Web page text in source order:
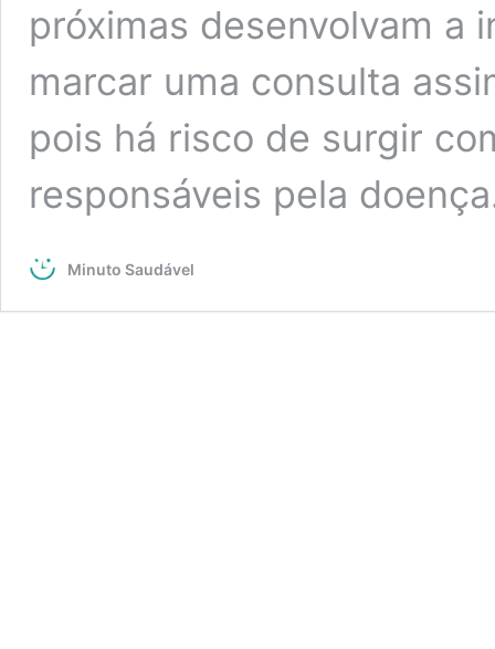
próximas desenvolvam a
marcar uma consulta
pois há risco de surgir
responsáveis pela
Minuto Saudável